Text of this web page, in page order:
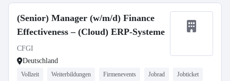
(Senior) Manager (w/m/d) Finance
Effectiveness – (Cloud) ERP-Systeme
CFGI
Deutschland
Vollzeit Weiterbildungen Firmenevents Jobrad Jobticket